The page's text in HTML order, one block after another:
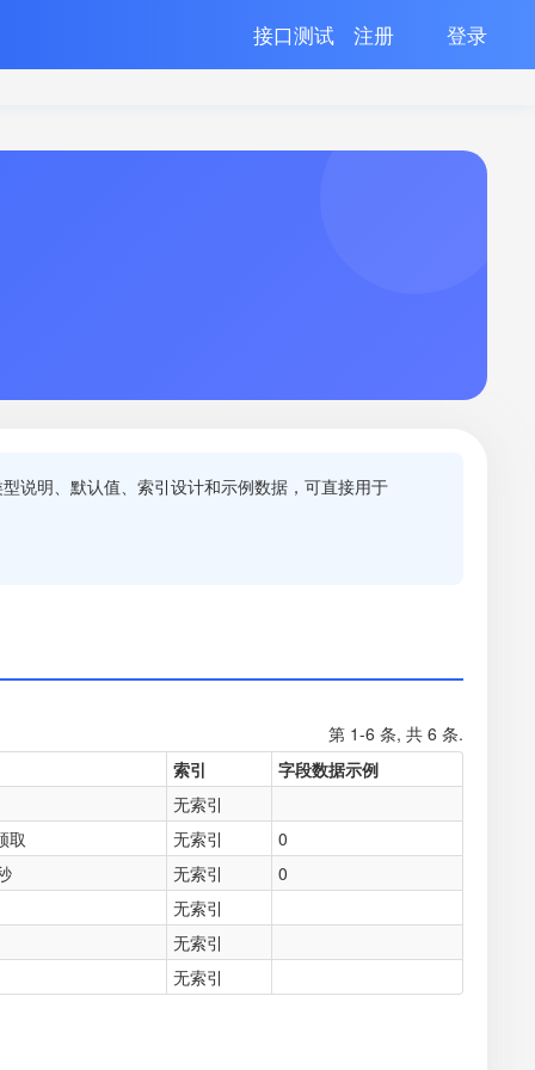
接口测试 注册 登录
说明、默认值、索引设计和示例数据，可直接用于
第 1-6 条, 共 6 条.
索引
字段数据示例
无索引
取
无索引
0
无索引
0
无索引
无索引
无索引